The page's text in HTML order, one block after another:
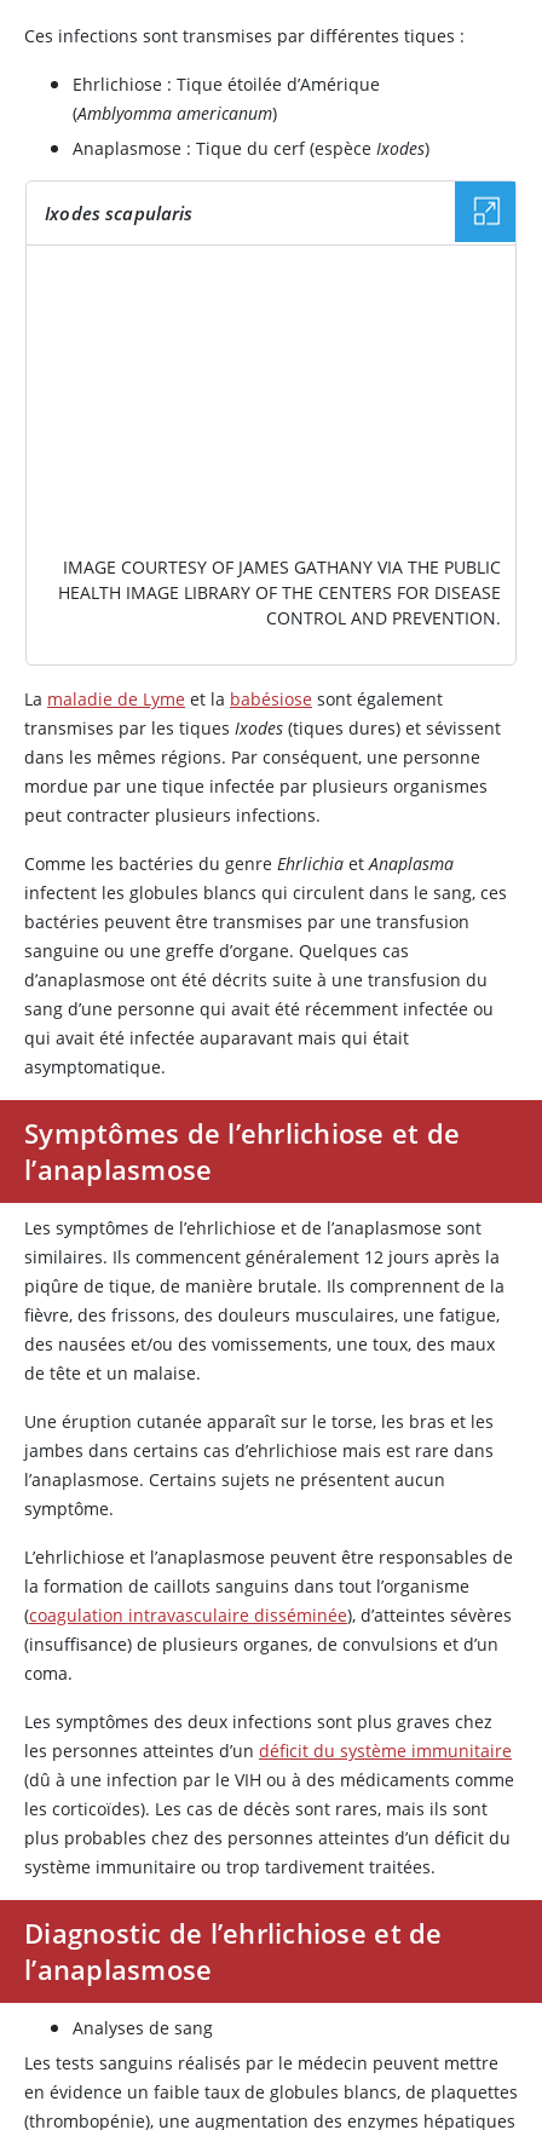
Ces infections sont transmises par différentes tiques :
Ehrlichiose : Tique étoilée d’Amérique
(Amblyomma americanum)
Anaplasmose : Tique du cerf (espèce Ixodes)
Ixodes scapularis
IMAGE COURTESY OF JAMES GATHANY VIA THE PUBLIC
HEALTH IMAGE LIBRARY OF THE CENTERS FOR DISEASE
CONTROL AND PREVENTION.
La maladie de Lyme et la babésiose sont également
transmises par les tiques Ixodes (tiques dures) et sévissent
dans les mêmes régions. Par conséquent, une personne
mordue par une tique infectée par plusieurs organismes
peut contracter plusieurs infections.
Comme les bactéries du genre Ehrlichia etAnaplasma
infectent les globules blancs qui circulent dans le sang, ces
bactéries peuvent être transmises par une transfusion
sanguine ou une greffe d’organe. Quelques cas
d’anaplasmose ont été décrits suite à une transfusion du
sang d’une personne qui avait été récemment infectée ou
qui avait été infectée auparavant mais qui était
asymptomatique.
Symptômes de l’ehrlichiose et de
l’anaplasmose
Les symptômes de l’ehrlichiose et de l’anaplasmose sont
similaires. Ils commencent généralement 12 jours après la
piqûre de tique, de manière brutale. Ils comprennent de la
fièvre, des frissons, des douleurs musculaires, une fatigue,
des nausées et/ou des vomissements, une toux, des maux
de tête et un malaise.
Une éruption cutanée apparaît sur le torse, les bras et les
jambes dans certains cas d’ehrlichiose mais est rare dans
l’anaplasmose. Certains sujets ne présentent aucun
symptôme.
L’ehrlichiose et l’anaplasmose peuvent être responsables de
la formation de caillots sanguins dans tout l’organisme
(coagulation intravasculaire disséminée), d’atteintes sévères
(insuffisance) de plusieurs organes, de convulsions et d’un
coma.
Les symptômes des deux infections sont plus graves chez
les personnes atteintes d’un déficit du système immunitaire
(dû à une infection par le VIH ou à des médicaments comme
les corticoïdes). Les cas de décès sont rares, mais ils sont
plus probables chez des personnes atteintes d’un déficit du
système immunitaire ou trop tardivement traitées.
Diagnostic de l’ehrlichiose et de
l’anaplasmose
Analyses de sang
Les tests sanguins réalisés par le médecin peuvent mettre
en évidence un faible taux de globules blancs, de plaquettes
(thrombopénie), une augmentation des enzymes hépatiques